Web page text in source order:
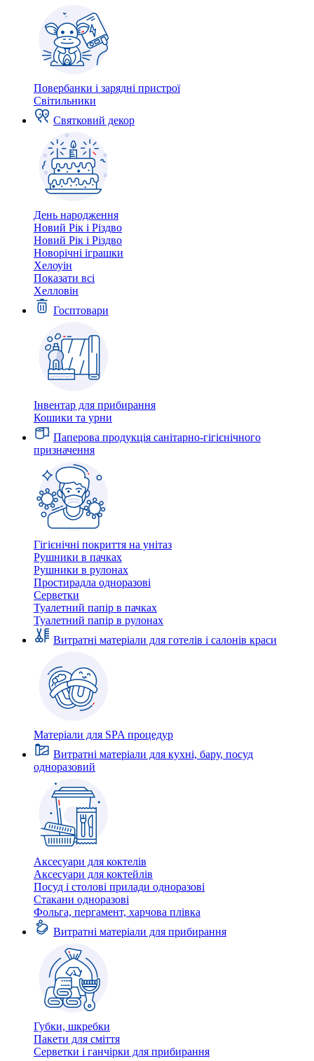
Повербанки і зарядні пристрої
Світильники
Святковий декор
День народження
Новий Рік і Різдво
Новий Рік і Різдво
Новорічні іграшки
Хелоуін
Показати всі
Хелловін
Госптовари
Інвентар для прибирання
Кошики та урни
Паперова продукція санітарно-гігієнічного
призначення
Гігієнічні покриття на унітаз
Рушники в пачках
Рушники в рулонах
Простирадла одноразові
Серветки
Туалетний папір в пачках
Туалетний папір в рулонах
Витратні матеріали для готелів і салонів краси
Матеріали для SPA процедур
Витратні матеріали для кухні, бару, посуд
одноразовий
Аксесуари для коктелів
Аксесуари для коктейлів
Посуд і столові прилади одноразові
Стакани одноразові
Фольга, пергамент, харчова плівка
Витратні матеріали для прибирання
Губки, шкребки
Пакети для сміття
Серветки і ганчірки для прибирання